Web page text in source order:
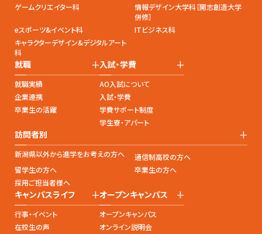
ゲームクリエイター科
情報デザイン大学科［開志創造大学
併修］
eスポーツ&イベント科
ITビジネス科
キャラクターデザイン&デジタルアート
科
就職 +
就職実績
企業連携
卒業生の活躍
入試・学費 +
AO入試について
入試・学費
学費サポート制度
学生寮・アパート
訪問者別 +
新潟県以外から進学をお考えの方へ
通信制高校の方へ
留学生の方へ
卒業生の方へ
採用ご担当者様へ
キャンパスライフ +
行事・イベント
在校生の声
オープンキャンパス +
オープンキャンパス
オンライン説明会